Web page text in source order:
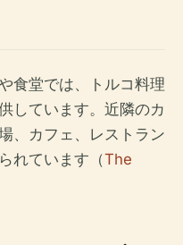
食堂では、トルコ料理
しています。近隣のカ
、カフェ、レストラン
れています（The